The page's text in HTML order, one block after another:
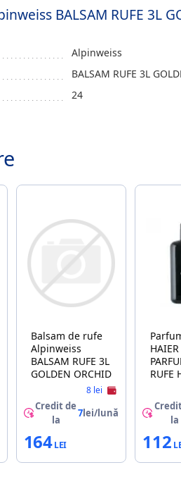
BALSAM RUFE 3L
Alpinweiss
BALSAM RUFE 3L
24
Balsam de rufe
Alpinweiss
BALSAM RUFE 3L
GOLDEN ORCHID
8 lei
Credit de
la
7lei/lună
164
HAIER
la
112